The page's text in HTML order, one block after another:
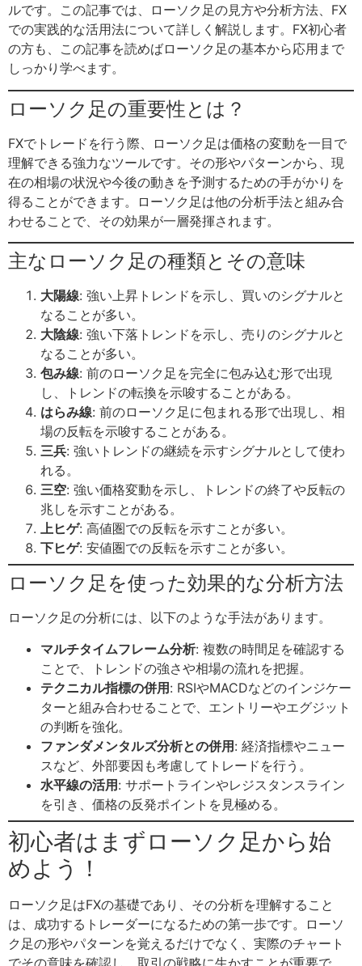
ルです。この記事では、ローソク足の見方や分析方法、FX
での実践的な活用法について詳しく解説します。FX初心者
の方も、この記事を読めばローソク足の基本から応用まで
しっかり学べます。
ローソク足の重要性とは？
FXでトレードを行う際、ローソク足は価格の変動を一目で
理解できる強力なツールです。その形やパターンから、現
在の相場の状況や今後の動きを予測するための手がかりを
得ることができます。ローソク足は他の分析手法と組み合
わせることで、その効果が一層発揮されます。
主なローソク足の種類とその意味
大陽線: 強い上昇トレンドを示し、買いのシグナルと
なることが多い。
大陰線: 強い下落トレンドを示し、売りのシグナルと
なることが多い。
包み線: 前のローソク足を完全に包み込む形で出現
し、トレンドの転換を示唆することがある。
はらみ線: 前のローソク足に包まれる形で出現し、相
場の反転を示唆することがある。
三兵: 強いトレンドの継続を示すシグナルとして使わ
れる。
三空: 強い価格変動を示し、トレンドの終了や反転の
兆しを示すことがある。
上ヒゲ: 高値圏での反転を示すことが多い。
下ヒゲ: 安値圏での反転を示すことが多い。
ローソク足を使った効果的な分析方法
ローソク足の分析には、以下のような手法があります。
マルチタイムフレーム分析: 複数の時間足を確認する
ことで、トレンドの強さや相場の流れを把握。
テクニカル指標の併用: RSIやMACDなどのインジケー
ターと組み合わせることで、エントリーやエグジット
の判断を強化。
ファンダメンタルズ分析との併用: 経済指標やニュー
スなど、外部要因も考慮してトレードを行う。
水平線の活用: サポートラインやレジスタンスライン
を引き、価格の反発ポイントを見極める。
初心者はまずローソク足から始
めよう！
ローソク足はFXの基礎であり、その分析を理解すること
は、成功するトレーダーになるための第一歩です。ローソ
ク足の形やパターンを覚えるだけでなく、実際のチャート
でその意味を確認し、取引の戦略に生かすことが重要で